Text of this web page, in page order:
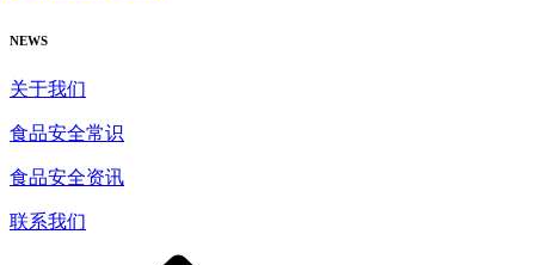
NEWS
关于我们
食品安全常识
食品安全资讯
联系我们